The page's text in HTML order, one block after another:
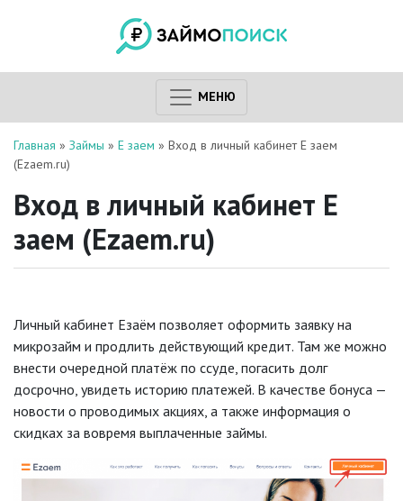
МЕНЮ
Главная » Займы » Е заем » Вход в личный кабинет Е заем
(Ezaem.ru)
Вход в личный кабинет Е
заем (Ezaem.ru)
Личный кабинет Езаём позволяет оформить заявку на
микрозайм и продлить действующий кредит. Там же можно
внести очередной платёж по ссуде, погасить долг
досрочно, увидеть историю платежей. В качестве бонуса —
новости о проводимых акциях, а также информация о
скидках за вовремя выплаченные займы.